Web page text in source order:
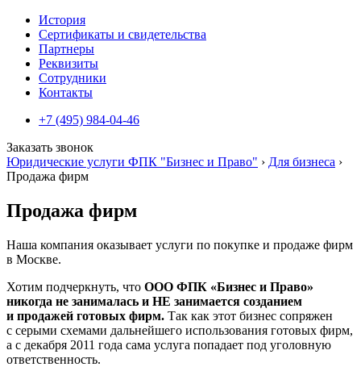
История
Сертификаты и свидетельства
Партнеры
Реквизиты
Сотрудники
Контакты
+7 (495) 984-04-46
Заказать звонок
Юридические услуги ФПК "Бизнес и Право" › Для бизнеса ›
Продажа фирм
Продажа фирм
Наша компания оказывает услуги по покупке и продаже фирм
в Москве.
Хотим подчеркнуть, что ООО ФПК «Бизнес и Право»
никогда не занималась и НЕ занимается созданием
и продажей готовых фирм. Так как этот бизнес сопряжен
с серыми схемами дальнейшего использования готовых фирм,
а с декабря 2011 года сама услуга попадает под уголовную
ответственность.